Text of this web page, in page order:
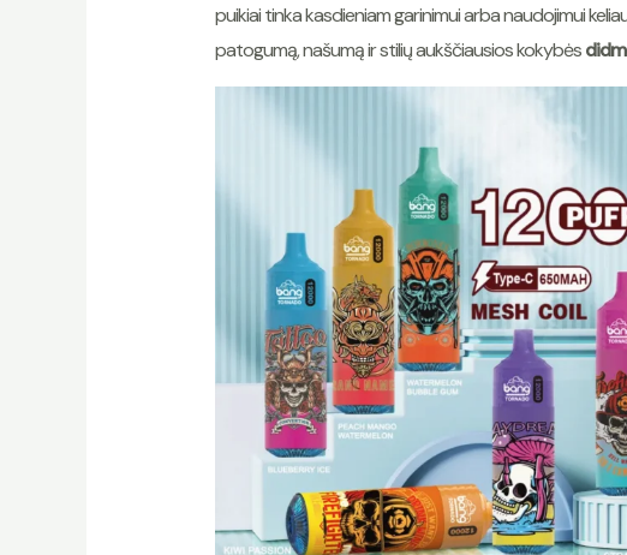
puikiai tinka kasdieniam garinimui arba naudojimui
patogumą, našumą ir stilių aukščiausios kokybės